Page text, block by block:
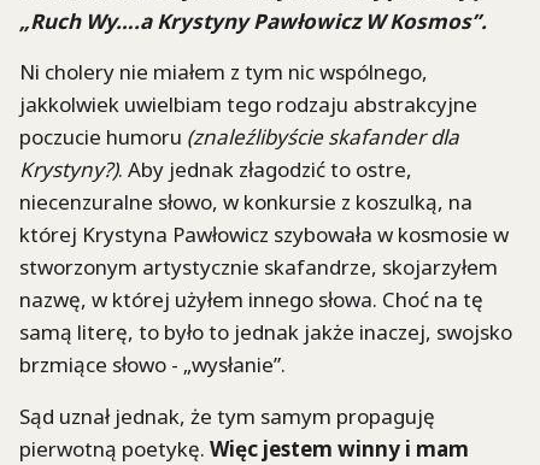
„Ruch Wy….a Krystyny Pawłowicz W Kosmos”.
Ni cholery nie miałem z tym nic wspólnego,
jakkolwiek uwielbiam tego rodzaju abstrakcyjne
poczucie humoru (znaleźlibyście skafander dla
Krystyny?). Aby jednak złagodzić to ostre,
niecenzuralne słowo, w konkursie z koszulką, na
której Krystyna Pawłowicz szybowała w kosmosie w
stworzonym artystycznie skafandrze, skojarzyłem
nazwę, w której użyłem innego słowa. Choć na tę
samą literę, to było to jednak jakże inaczej, swojsko
brzmiące słowo - „wysłanie”.
Sąd uznał jednak, że tym samym propaguję
pierwotną poetykę. Więc jestem winny i mam